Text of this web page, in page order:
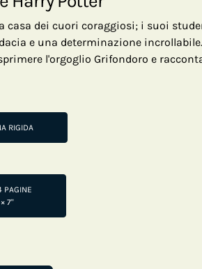
casa dei cuori coraggiosi; i suoi
e una determinazione
l'orgoglio Grifondoro e
RIGIDA
PAGINE
7"